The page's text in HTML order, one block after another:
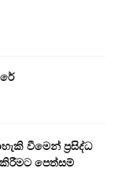
වීමෙන් ප්‍රසිද්ධ
පෙත්සම්